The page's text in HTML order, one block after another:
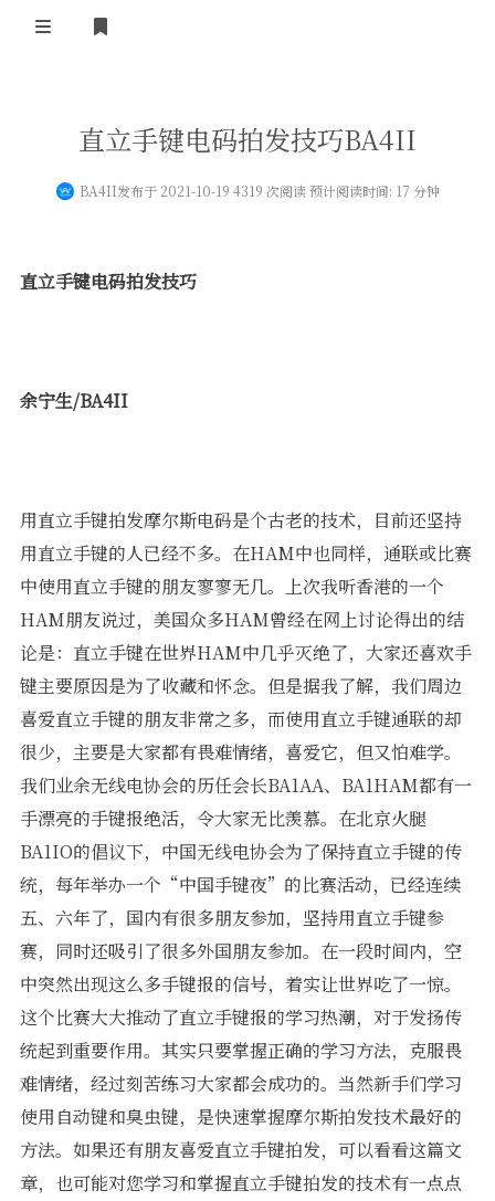
黄河事务
内部信息
无线新闻
视频资料
软件
摩托车
黄河直播
直立手键电码拍发技巧BA4II
BA4II发布于 2021-10-19 4319 次阅读 预计阅读时间: 17 分钟
直立手键电码拍发技巧
余宁生/BA4II
用直立手键拍发摩尔斯电码是个古老的技术，目前还坚持
用直立手键的人已经不多。在HAM中也同样，通联或比赛
中使用直立手键的朋友寥寥无几。上次我听香港的一个
HAM朋友说过，美国众多HAM曾经在网上讨论得出的结
论是：直立手键在世界HAM中几乎灭绝了，大家还喜欢手
键主要原因是为了收藏和怀念。但是据我了解，我们周边
喜爱直立手键的朋友非常之多，而使用直立手键通联的却
很少，主要是大家都有畏难情绪，喜爱它，但又怕难学。
我们业余无线电协会的历任会长BA1AA、BA1HAM都有一
手漂亮的手键报绝活，令大家无比羡慕。在北京火腿
BA1IO的倡议下，中国无线电协会为了保持直立手键的传
统，每年举办一个“中国手键夜”的比赛活动，已经连续
五、六年了，国内有很多朋友参加，坚持用直立手键参
赛，同时还吸引了很多外国朋友参加。在一段时间内，空
中突然出现这么多手键报的信号，着实让世界吃了一惊。
这个比赛大大推动了直立手键报的学习热潮，对于发扬传
统起到重要作用。其实只要掌握正确的学习方法，克服畏
难情绪，经过刻苦练习大家都会成功的。当然新手们学习
使用自动键和臭虫键，是快速掌握摩尔斯拍发技术最好的
方法。如果还有朋友喜爱直立手键拍发，可以看看这篇文
章，也可能对您学习和掌握直立手键拍发的技术有一点点